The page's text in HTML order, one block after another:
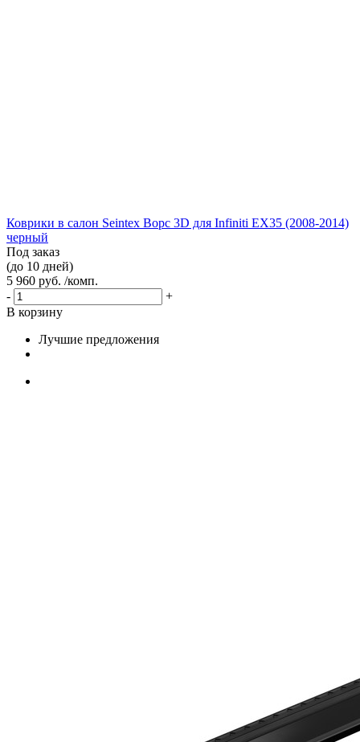
Коврики в салон Seintex Ворс 3D для Infiniti EX35 (2008-2014)
черный
Под заказ
(до 10 дней)
5 960 руб. /комп.
-
+
В корзину
Лучшие предложения